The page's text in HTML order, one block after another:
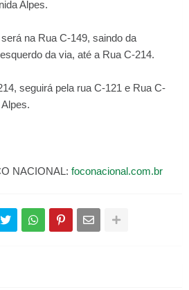
Alpes.
na Rua C-149, saindo da
da via, até a Rua C-214.
seguirá pela rua C-121 e Rua C-
NACIONAL: foconacional.com.br